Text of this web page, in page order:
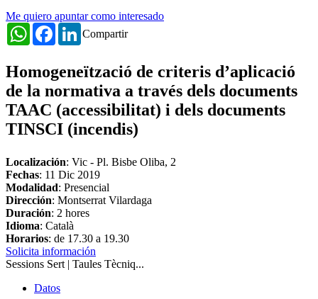
Me quiero apuntar como interesado
Compartir
WhatsAppFacebookLinkedIn
Homogeneïtzació de criteris d’aplicació
de la normativa a través dels documents
TAAC (accessibilitat) i dels documents
TINSCI (incendis)
Localización: Vic - Pl. Bisbe Oliba, 2
Fechas: 11 Dic 2019
Modalidad: Presencial
Dirección: Montserrat Vilardaga
Duración: 2 hores
Idioma: Català
Horarios: de 17.30 a 19.30
Solicita información
Sessions Sert | Taules Tècniq...
Datos